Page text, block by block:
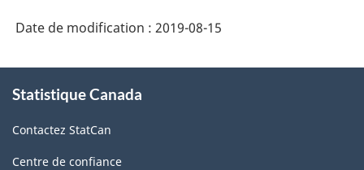
-
Structure
de
la
Date de modification : 2019-08-15
propos
ce
site
Statistique Canada
Contactez StatCan
Centre de confiance